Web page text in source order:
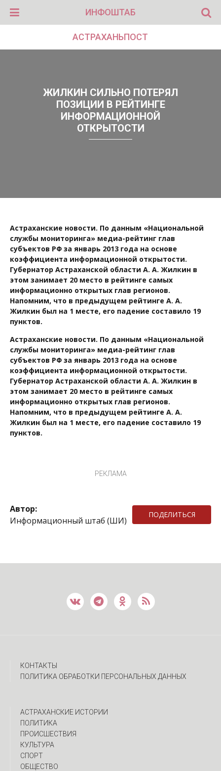
ИНФОШТАБ
АСТРАХАНЬПОСТ
ЖИЛКИН СИЛЬНО ПОТЕРЯЛ
ПОЗИЦИИ В РЕЙТИНГЕ
ИНФОРМАЦИОННОЙ
ОТКРЫТОСТИ
Астраханские новости. По данным «Национальной
службы мониторинга» медиа-рейтинг глав
субъектов РФ за январь 2013 года на основе
коэффициента информационной открытости.
Губернатор Астраханской области А. А. Жилкин в
этом занимает 20 место в рейтинге самых
информационно открытых глав регионов.
Напомним, что в предыдущем рейтинге А. А.
Жилкин был на 1 месте, его падение составило 19
пунктов.
Астраханские новости. По данным «Национальной
службы мониторинга» медиа-рейтинг глав
субъектов РФ за январь 2013 года на основе
коэффициента информационной открытости.
Губернатор Астраханской области А. А. Жилкин в
этом занимает 20 место в рейтинге самых
информационно открытых глав регионов.
Напомним, что в предыдущем рейтинге А. А.
Жилкин был на 1 месте, его падение составило 19
пунктов.
РЕКЛАМА
Автор:
Информационный штаб (ШИ)
ПОДЕЛИТЬСЯ
КОНТАКТЫ
ПОЛИТИКА ОБРАБОТКИ ПЕРСОНАЛЬНЫХ ДАННЫХ
АСТРАХАНСКИЕ ИСТОРИИ
ПОЛИТИКА
ПРОИСШЕСТВИЯ
КУЛЬТУРА
СПОРТ
ОБЩЕСТВО